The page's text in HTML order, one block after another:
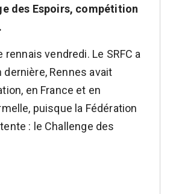
des Espoirs, compétition
vendredi. Le SRFC a
Rennes avait
en France et en
puisque la Fédération
: le Challenge des